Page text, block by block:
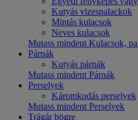
Kutyás vizespalackok
Mintás kulacsok
Neves kulacsok
Mutass mindent Kulacsok,
Párnák
Kutyás párnák
Mutass mindent Párnák
Perselyek
Káromkodás perselyek
Mutass mindent Perselyek
Trágár bögre